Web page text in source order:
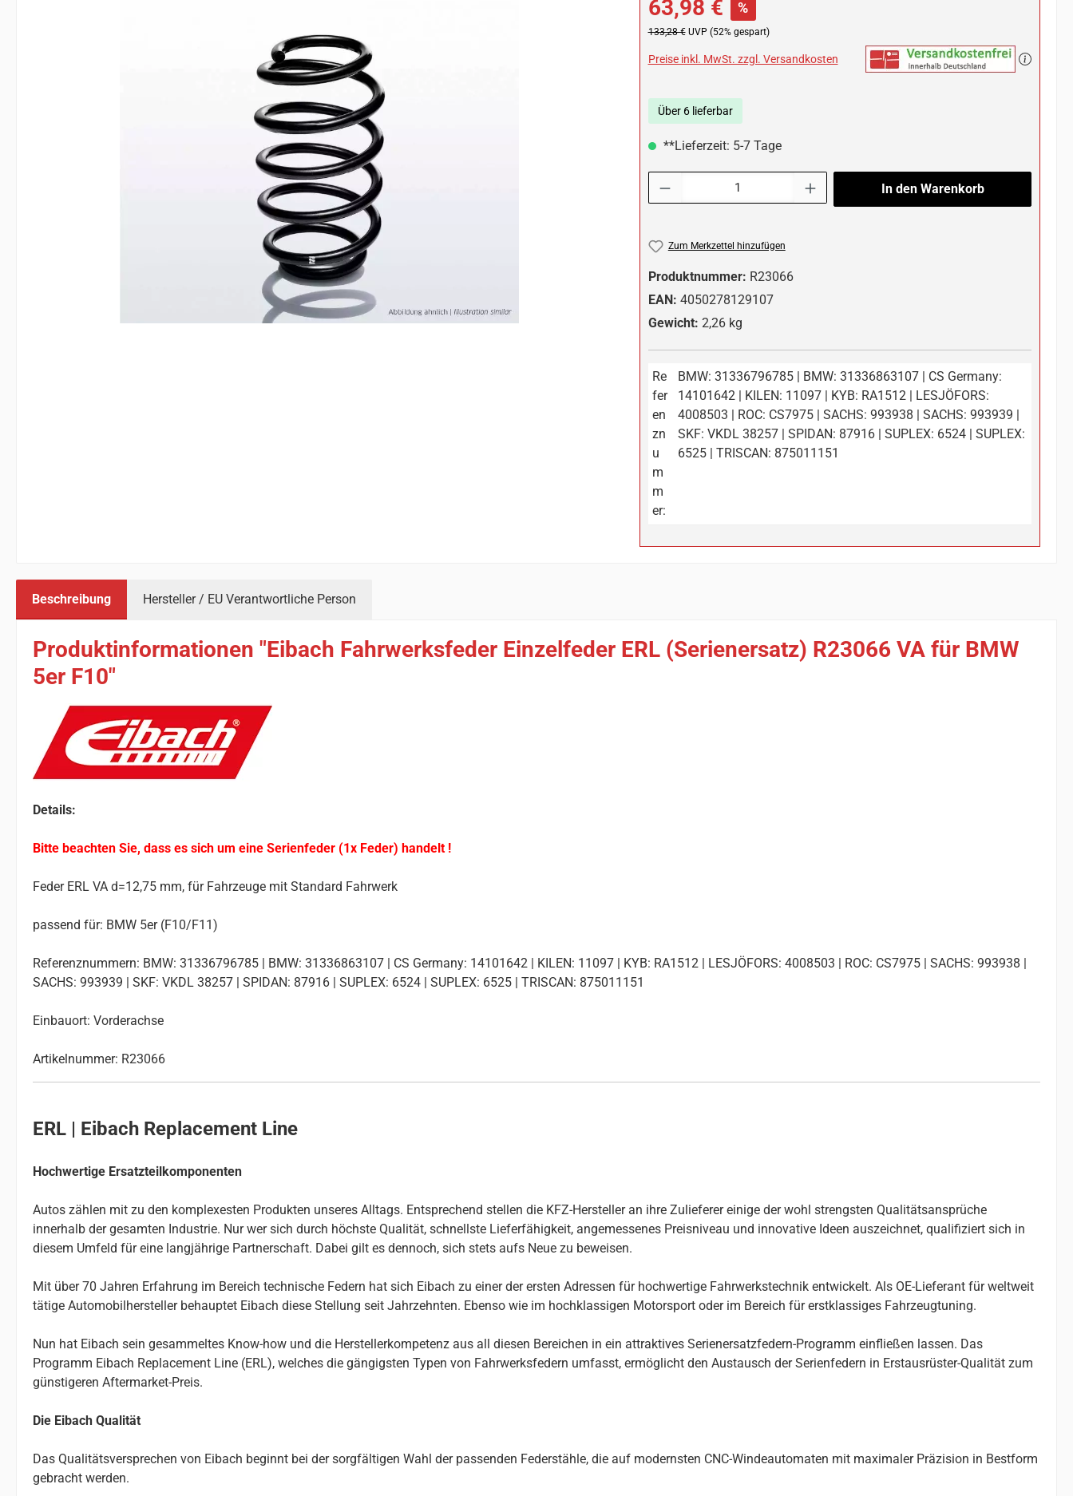
63,98 € %
Regulärer Preis:
133,28 € UVP (52% gespart)
Preise inkl. MwSt. zzgl. Versandkosten
Über 6 lieferbar
**Lieferzeit: 5-7 Tage
In den Warenkorb
Zum Merkzettel hinzufügen
Produktnummer: R23066
EAN: 4050278129107
Gewicht: 2,26 kg
Re
fer
en
zn
u
m
m
er:
BMW: 31336796785 | BMW: 31336863107 | CS Germany:
14101642 | KILEN: 11097 | KYB: RA1512 | LESJÖFORS:
4008503 | ROC: CS7975 | SACHS: 993938 | SACHS: 993939 |
SKF: VKDL 38257 | SPIDAN: 87916 | SUPLEX: 6524 | SUPLEX:
6525 | TRISCAN: 875011151
Beschreibung Hersteller / EU Verantwortliche Person
Produktinformationen "Eibach Fahrwerksfeder Einzelfeder ERL (Serienersatz) R23066 VA für BMW
5er F10"
Details:
Bitte beachten Sie, dass es sich um eine Serienfeder (1x Feder) handelt !
Feder ERL VA d=12,75 mm, für Fahrzeuge mit Standard Fahrwerk
passend für: BMW 5er (F10/F11)
Referenznummern: BMW: 31336796785 | BMW: 31336863107 | CS Germany: 14101642 | KILEN: 11097 | KYB: RA1512 | LESJÖFORS: 4008503 | ROC: CS7975 | SACHS: 993938 |
SACHS: 993939 | SKF: VKDL 38257 | SPIDAN: 87916 | SUPLEX: 6524 | SUPLEX: 6525 | TRISCAN: 875011151
Einbauort: Vorderachse
Artikelnummer: R23066
ERL | Eibach Replacement Line
Hochwertige Ersatzteilkomponenten
Autos zählen mit zu den komplexesten Produkten unseres Alltags. Entsprechend stellen die KFZ-Hersteller an ihre Zulieferer einige der wohl strengsten Qualitätsansprüche
innerhalb der gesamten Industrie. Nur wer sich durch höchste Qualität, schnellste Lieferfähigkeit, angemessenes Preisniveau und innovative Ideen auszeichnet, qualifiziert sich in
diesem Umfeld für eine langjährige Partnerschaft. Dabei gilt es dennoch, sich stets aufs Neue zu beweisen.
Mit über 70 Jahren Erfahrung im Bereich technische Federn hat sich Eibach zu einer der ersten Adressen für hochwertige Fahrwerkstechnik entwickelt. Als OE-Lieferant für weltweit
tätige Automobilhersteller behauptet Eibach diese Stellung seit Jahrzehnten. Ebenso wie im hochklassigen Motorsport oder im Bereich für erstklassiges Fahrzeugtuning.
Nun hat Eibach sein gesammeltes Know-how und die Herstellerkompetenz aus all diesen Bereichen in ein attraktives Serienersatzfedern-Programm einfließen lassen. Das
Programm Eibach Replacement Line (ERL), welches die gängigsten Typen von Fahrwerksfedern umfasst, ermöglicht den Austausch der Serienfedern in Erstausrüster-Qualität zum
günstigeren Aftermarket-Preis.
Die Eibach Qualität
Das Qualitätsversprechen von Eibach beginnt bei der sorgfältigen Wahl der passenden Federstähle, die auf modernsten CNC-Windeautomaten mit maximaler Präzision in Bestform
gebracht werden.